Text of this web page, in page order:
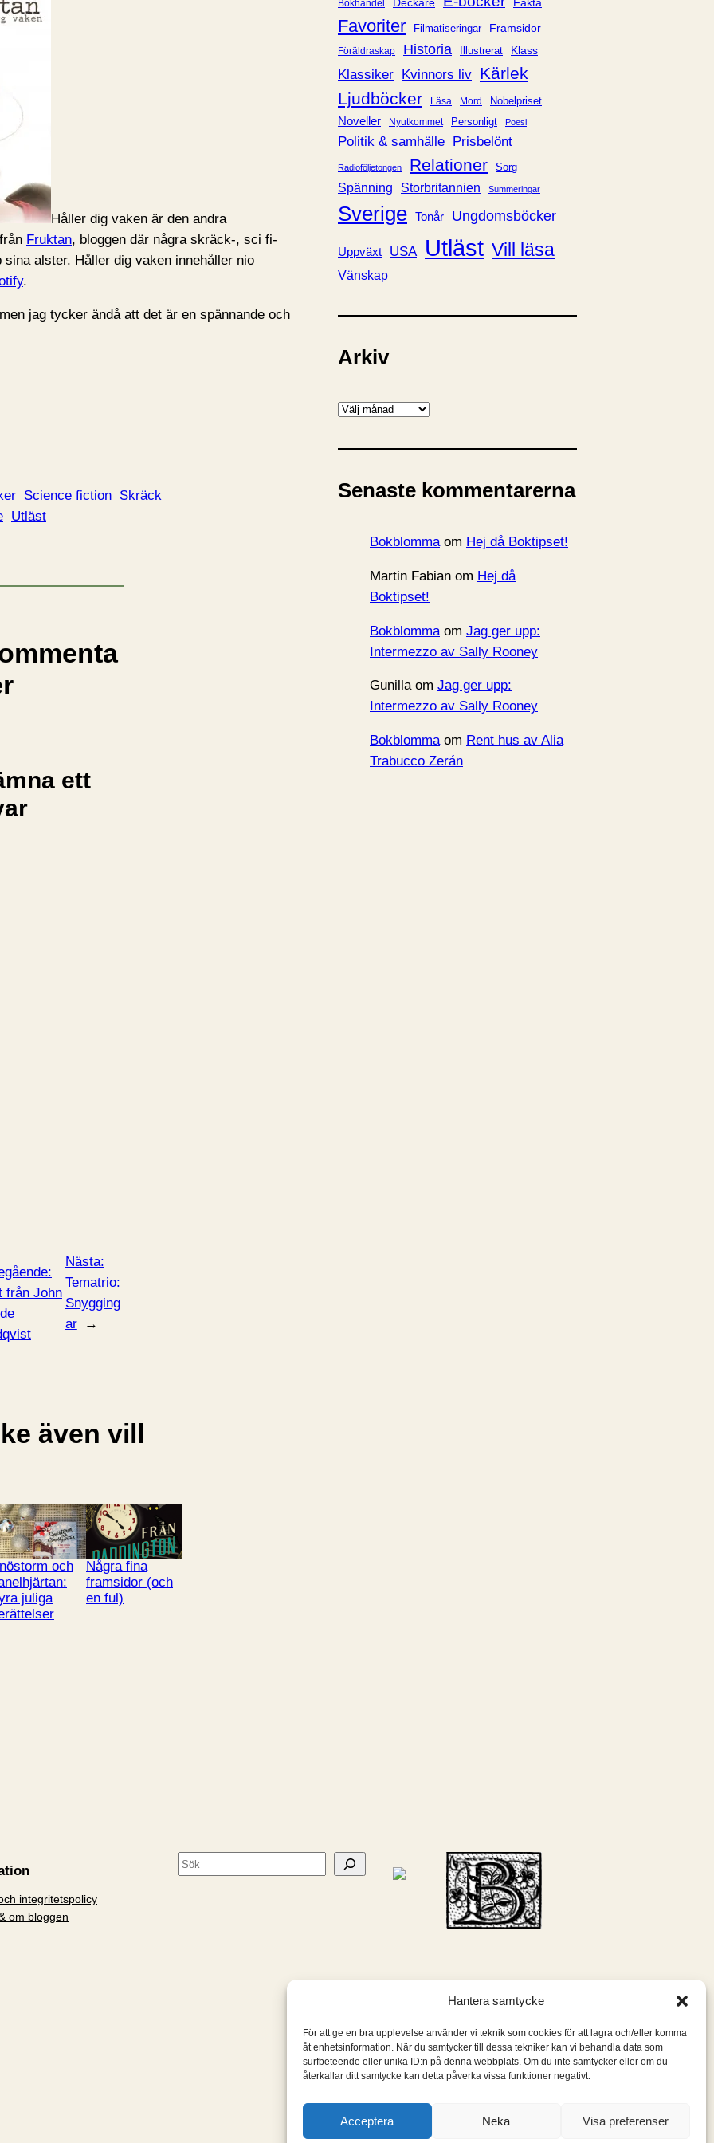
Hantera samtycke
För att ge en bra upplevelse använder vi teknik som cookies för att lagra och/eller komma
åt enhetsinformation. När du samtycker till dessa tekniker kan vi behandla data som
surfbeteende eller unika ID:n på denna webbplats. Om du inte samtycker eller om du
återkallar ditt samtycke kan detta påverka vissa funktioner negativt.
Acceptera Neka Visa preferenser
Håller dig vaken är den andra
Fruktan, bloggen där några skräck-, sci fi-
alster. Håller dig vaken innehåller nio
.
jag tycker ändå att det är en spännande och
Science fiction Skräck
Utläst
ett
från John
Nästa:
Tematrio:
Snygging
ar
→
även vill
och
juliga
Några fina
framsidor (och
en ful)
e
r
Bokhandel
Favoriter Filmatiseringar Framsidor
Föräldraskap Historia Illustrerat Klass
Klassiker Kvinnors liv Kärlek
Ljudböcker
Läsa Mord Nobelpriset
Noveller Nyutkommet Personligt Poesi
Politik & samhälle Prisbelönt
Radioföljetongen Relationer Sorg
Spänning Storbritannien Summeringar
Sverige Tonår Ungdomsböcker
Uppväxt USA Utläst Vill läsa
Vänskap
Arkiv
A
k
v
Senaste kommentarerna
Bokblommaom Hej då Boktipset!
Martin Fabian om Hej då
Boktipset!
Bokblomma om Jag ger upp:
Intermezzo av Sally Rooney
Gunillaom Jag ger upp:
Intermezzo av Sally Rooney
Bokblommaom Rent hus av Alia
Trabucco Zerán
integritetspolicy
om bloggen
S